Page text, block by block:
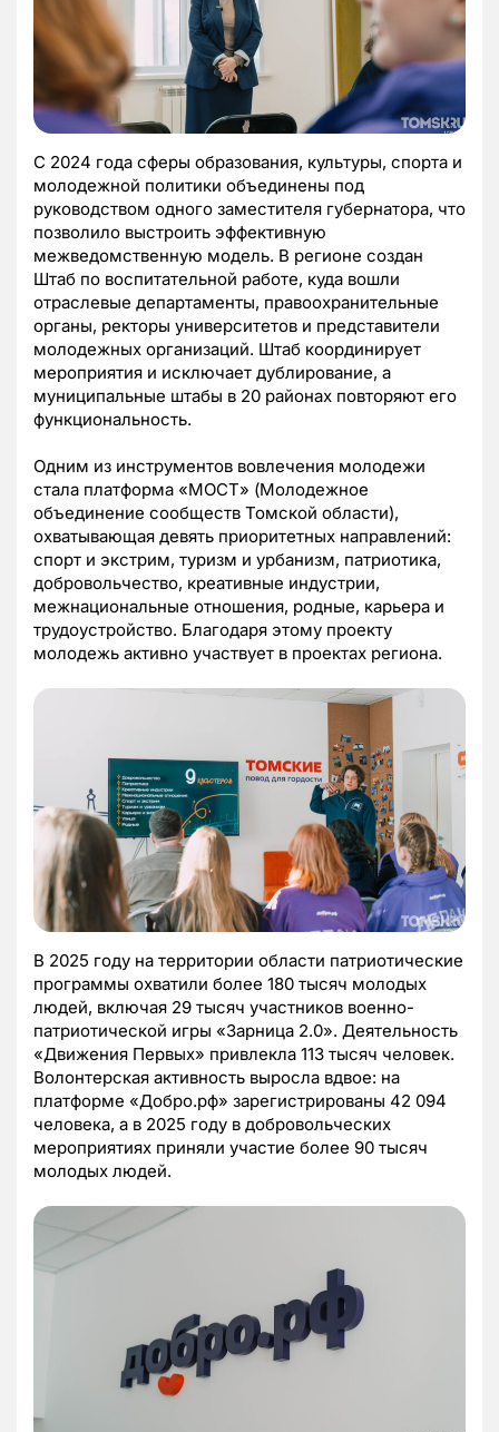
С 2024 года сферы образования, культуры, спорта и
молодежной политики объединены под
руководством одного заместителя губернатора, что
позволило выстроить эффективную
межведомственную модель. В регионе создан
Штаб по воспитательной работе, куда вошли
отраслевые департаменты, правоохранительные
органы, ректоры университетов и представители
молодежных организаций. Штаб координирует
мероприятия и исключает дублирование, а
муниципальные штабы в 20 районах повторяют его
функциональность.
Одним из инструментов вовлечения молодежи
стала платформа «МОСТ» (Молодежное
объединение сообществ Томской области),
охватывающая девять приоритетных направлений:
спорт и экстрим, туризм и урбанизм, патриотика,
добровольчество, креативные индустрии,
межнациональные отношения, родные, карьера и
трудоустройство. Благодаря этому проекту
молодежь активно участвует в проектах региона.
В 2025 году на территории области патриотические
программы охватили более 180 тысяч молодых
людей, включая 29 тысяч участников военно-
патриотической игры «Зарница 2.0». Деятельность
«Движения Первых» привлекла 113 тысяч человек.
Волонтерская активность выросла вдвое: на
платформе «Добро.рф» зарегистрированы 42 094
человека, а в 2025 году в добровольческих
мероприятиях приняли участие более 90 тысяч
молодых людей.